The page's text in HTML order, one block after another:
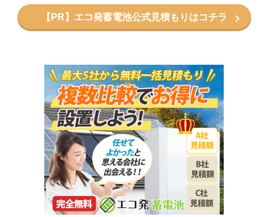
【PR】エコ発蓄電池公式見積もりはコチラ